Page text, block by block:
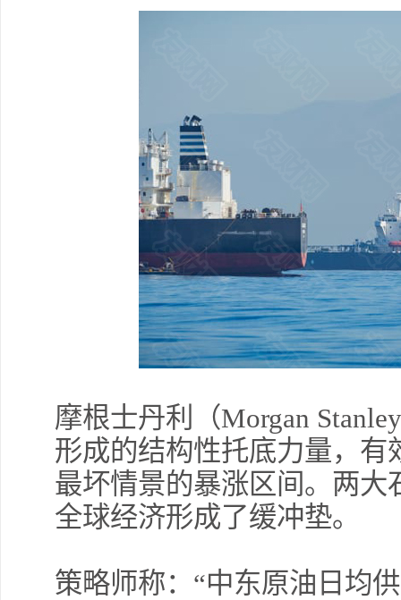
摩根士丹利（Morgan
形成的结构性托底力量，
最坏情景的暴涨区间。两
全球经济形成了缓冲垫。
策略师称：“中东原油日均